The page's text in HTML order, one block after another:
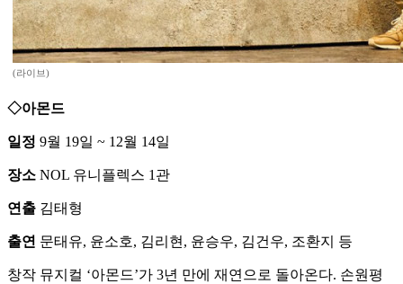
(라이브)
◇아몬드
일정 9월 19일 ~ 12월 14일
장소 NOL 유니플렉스 1관
연출 김태형
출연 문태유, 윤소호, 김리현, 윤승우, 김건우, 조환지 등
창작 뮤지컬 ‘아몬드’가 3년 만에 재연으로 돌아온다. 손원평